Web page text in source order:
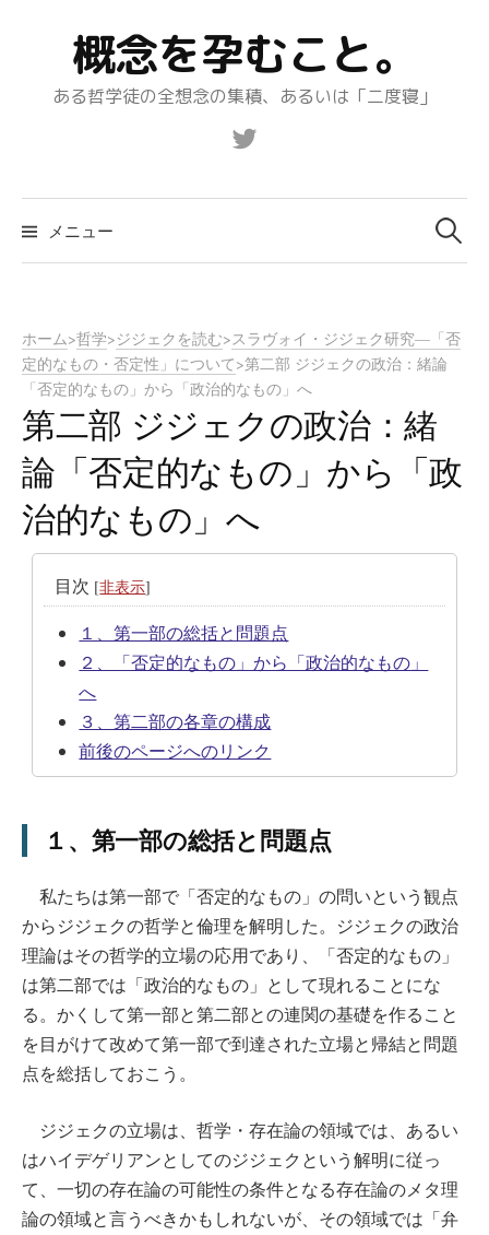
キ
概念を孕むこと。
ある哲学徒の全想念の集積、あるいは「二度寝」
メニュー 検
ホーム>哲学>ジジェクを読む>スラヴォイ・ジジェク研究—「否
定的なもの・否定性」について>第二部 ジジェクの政治：緒論
「否定的なもの」から「政治的なもの」へ
第二部 ジジェクの政治：緒
論「否定的なもの」から「政
治的なもの」へ
目次 [非表示]
１、第一部の総括と問題点
２、「否定的なもの」から「政治的なもの」
へ
３、第二部の各章の構成
前後のページへのリンク
１、第一部の総括と問題点
私たちは第一部で「否定的なもの」の問いという観点
からジジェクの哲学と倫理を解明した。ジジェクの政治
理論はその哲学的立場の応用であり、「否定的なもの」
は第二部では「政治的なもの」として現れることにな
る。かくして第一部と第二部との連関の基礎を作ること
を目がけて改めて第一部で到達された立場と帰結と問題
点を総括しておこう。
ジジェクの立場は、哲学・存在論の領域では、あるい
はハイデゲリアンとしてのジジェクという解明に従っ
て、一切の存在論の可能性の条件となる存在論のメタ理
論の領域と言うべきかもしれないが、その領域では「弁